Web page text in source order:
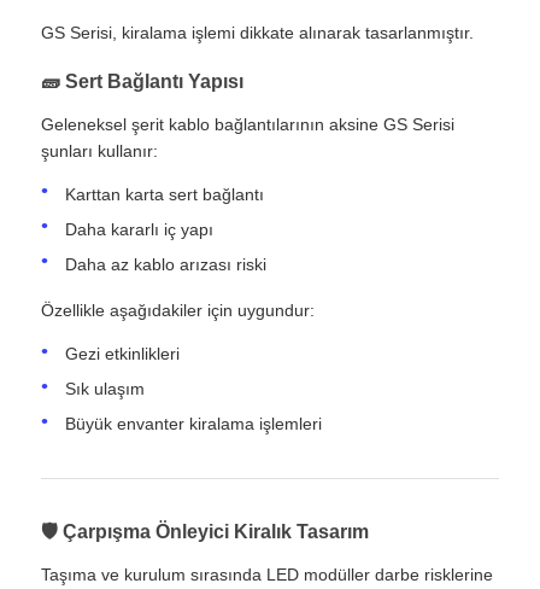
GS Serisi, kiralama işlemi dikkate alınarak tasarlanmıştır.
🧱 Sert Bağlantı Yapısı
Geleneksel şerit kablo bağlantılarının aksine GS Serisi
şunları kullanır:
Karttan karta sert bağlantı
Daha kararlı iç yapı
Daha az kablo arızası riski
Özellikle aşağıdakiler için uygundur:
Gezi etkinlikleri
Sık ulaşım
Büyük envanter kiralama işlemleri
🛡 Çarpışma Önleyici Kiralık Tasarım
Taşıma ve kurulum sırasında LED modüller darbe risklerine